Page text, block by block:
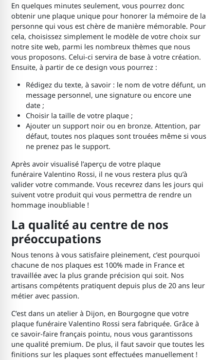
En quelques minutes seulement, vous pourrez donc
obtenir une plaque unique pour honorer la mémoire de la
personne qui vous est chère de manière mémorable. Pour
cela, choisissez simplement le modèle de votre choix sur
notre site web, parmi les nombreux thèmes que nous
vous proposons. Celui-ci servira de base à votre création.
Ensuite, à partir de ce design vous pourrez :
Rédigez du texte, à savoir : le nom de votre défunt, un
message personnel, une signature ou encore une
date ;
Choisir la taille de votre plaque ;
Ajouter un support noir ou en bronze. Attention, par
défaut, toutes nos plaques sont trouées même si vous
ne prenez pas le support.
Après avoir visualisé l’aperçu de votre plaque
funéraire Valentino Rossi, il ne vous restera plus qu’à
valider votre commande. Vous recevrez dans les jours qui
suivent votre produit qui vous permettra de rendre un
hommage inoubliable !
La qualité au centre de nos
préoccupations
Nous tenons à vous satisfaire pleinement, c’est pourquoi
chacune de nos plaques est 100% made in France et
travaillée avec la plus grande précision qui soit. Nos
artisans compétents pratiquent depuis plus de 20 ans leur
métier avec passion.
C’est dans un atelier à Dijon, en Bourgogne que votre
plaque funéraire Valentino Rossi sera fabriquée. Grâce à
ce savoir-faire français pointu, nous vous garantissons
une qualité premium. De plus, il faut savoir que toutes les
finitions sur les plaques sont effectuées manuellement !